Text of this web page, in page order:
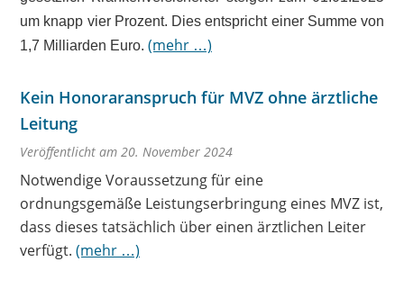
um knapp vier Prozent. Dies entspricht einer Summe von
1,7 Milliarden Euro. (mehr …)
Kein Honoraranspruch für MVZ ohne ärztliche
Leitung
Veröffentlicht am 20. November 2024
Notwendige Voraussetzung für eine
ordnungsgemäße Leistungserbringung eines MVZ ist,
dass dieses tatsächlich über einen ärztlichen Leiter
verfügt. (mehr …)